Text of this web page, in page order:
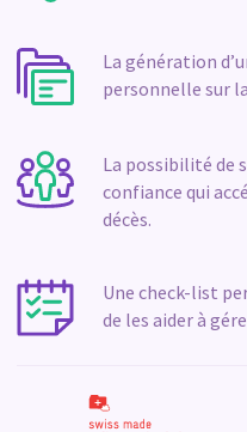
La génération
personnelle sur
La possibilité de
confiance qui
décès.
Une check-list
de les aider à